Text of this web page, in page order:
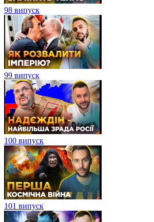
98 випуск
99 випуск
100 випуск
101 випуск